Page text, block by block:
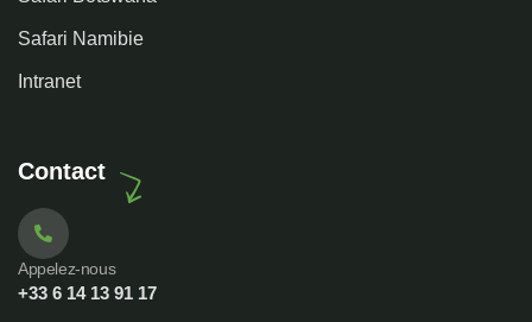
Safari Namibie
Intranet
Contact
Appelez-nous
+33 6 14 13 91 17